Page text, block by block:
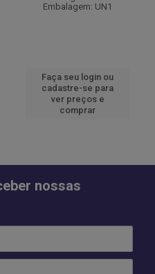
Embalagem: UN1
Faça seu login ou
cadastre-se para
ver preços e
comprar
nossas